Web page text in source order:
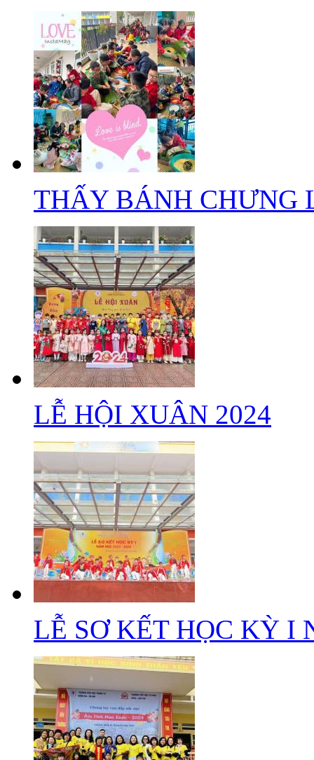
THẤY BÁNH CHƯNG
LỄ HỘI XUÂN 2024
LỄ SƠ KẾT HỌC KỲ I